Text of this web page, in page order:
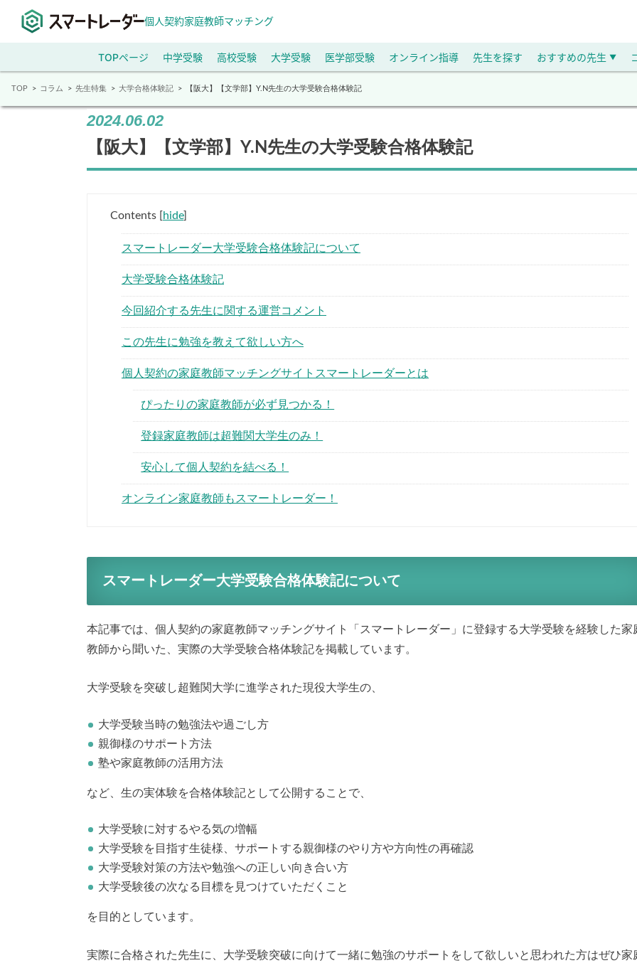
個人契約家庭教師マッチング
TOPページ 中学受験 高校受験 大学受験 医学部受験 オンライン指導 先生を探す おすすめの先生 ▼
TOP コラム 先生特集 大学合格体験記 【阪大】【文学部】Y.N先生の大学受験合格体験記
2024.06.02
【阪大】【文学部】Y.N先生の大学受験合格体験記
Contents [hide]
スマートレーダー大学受験合格体験記について
大学受験合格体験記
今回紹介する先生に関する運営コメント
この先生に勉強を教えて欲しい方へ
個人契約の家庭教師マッチングサイトスマートレーダーとは
ぴったりの家庭教師が必ず見つかる！
登録家庭教師は超難関大学生のみ！
安心して個人契約を結べる！
オンライン家庭教師もスマートレーダー！
スマートレーダー大学受験合格体験記について
本記事では、個人契約の家庭教師マッチングサイト「スマートレーダー」に登録する大学受験を経験した家
教師から聞いた、実際の大学受験合格体験記を掲載しています。
大学受験を突破し超難関大学に進学された現役大学生の、
大学受験当時の勉強法や過ごし方
親御様のサポート方法
塾や家庭教師の活用方法
など、生の実体験を合格体験記として公開することで、
大学受験に対するやる気の増幅
大学受験を目指す生徒様、サポートする親御様のやり方や方向性の再確認
大学受験対策の方法や勉強への正しい向き合い方
大学受験後の次なる目標を見つけていただくこと
を目的としています。
実際に合格された先生に、大学受験突破に向けて一緒に勉強のサポートをして欲しいと思われた方はぜひ家